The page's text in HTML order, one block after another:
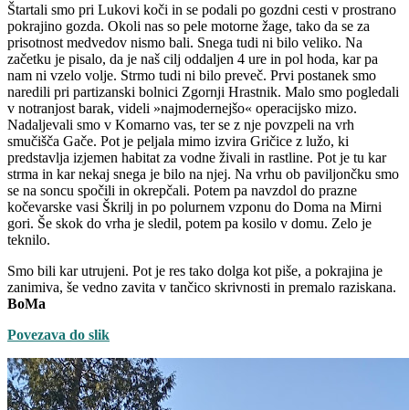
Štartali smo pri Lukovi koči in se podali po gozdni cesti v prostrano
pokrajino gozda. Okoli nas so pele motorne žage, tako da se za
prisotnost medvedov nismo bali. Snega tudi ni bilo veliko. Na
začetku je pisalo, da je naš cilj oddaljen 4 ure in pol hoda, kar pa
nam ni vzelo volje. Strmo tudi ni bilo preveč. Prvi postanek smo
naredili pri partizanski bolnici Zgornji Hrastnik. Malo smo pogledali
v notranjost barak, videli »najmodernejšo« operacijsko mizo.
Nadaljevali smo v Komarno vas, ter se z nje povzpeli na vrh
smučišča Gače. Pot je peljala mimo izvira Gričice z lužo, ki
predstavlja izjemen habitat za vodne živali in rastline. Pot je tu kar
strma in kar nekaj snega je bilo na njej. Na vrhu ob paviljončku smo
se na soncu spočili in okrepčali. Potem pa navzdol do prazne
kočevarske vasi Škrilj in po polurnem vzponu do Doma na Mirni
gori. Še skok do vrha je sledil, potem pa kosilo v domu. Zelo je
teknilo.
Smo bili kar utrujeni. Pot je res tako dolga kot piše, a pokrajina je
zanimiva, še vedno zavita v tančico skrivnosti in premalo raziskana.
BoMa
Povezava do slik